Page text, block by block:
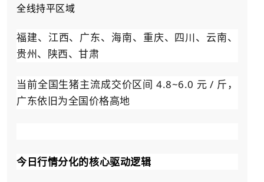
全线持平区域
福建、江西、广东、海南、重庆、四川、云南、
贵州、陕西、甘肃
当前全国生猪主流成交价区间 4.8~6.0 元 / 斤，
广东依旧为全国价格高地
今日行情分化的核心驱动逻辑